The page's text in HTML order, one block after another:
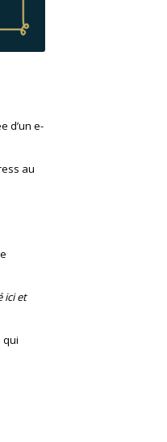
d’un e-
au
ici et
qui